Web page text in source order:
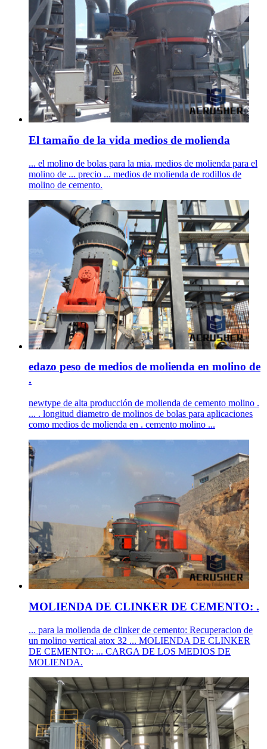
El tamaño de la vida medios de molienda
... el molino de bolas para la mia. medios de molienda para el
molino de ... precio ... medios de molienda de rodillos de
molino de cemento.
edazo peso de medios de molienda en molino de
.
newtype de alta producción de molienda de cemento molino .
... . longitud diametro de molinos de bolas para aplicaciones
como medios de molienda en . cemento molino ...
MOLIENDA DE CLINKER DE CEMENTO: .
... para la molienda de clinker de cemento: Recuperacion de
un molino vertical atox 32 ... MOLIENDA DE CLINKER
DE CEMENTO: ... CARGA DE LOS MEDIOS DE
MOLIENDA.